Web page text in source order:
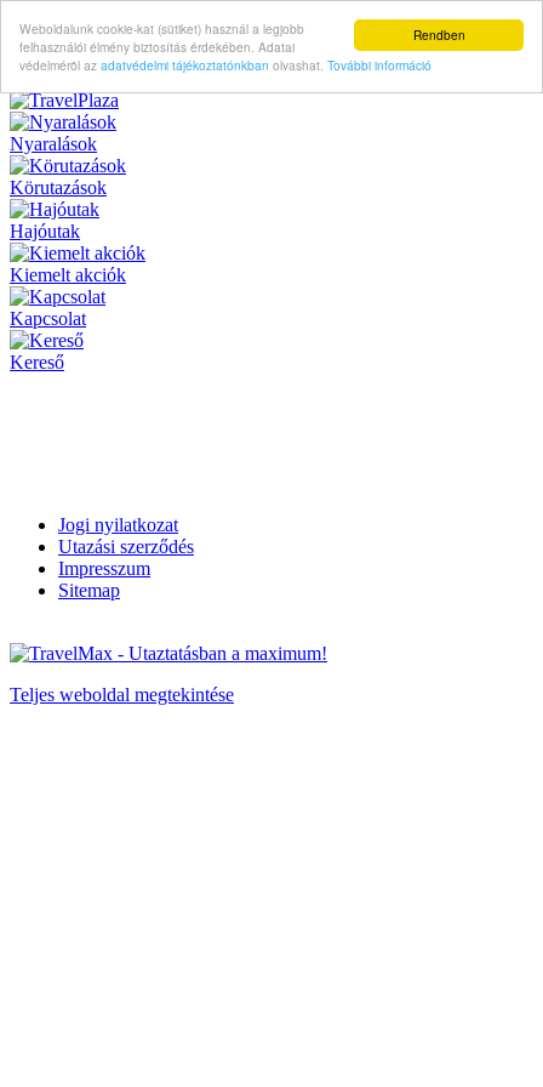
Rendben
Weboldalunk cookie-kat (sütiket) használ a legjobb
felhasználói élmény biztosítás érdekében. Adatai
védelméröl az adatvédelmi tájékoztatónkban olvashat. További információ
Nyaralások
Körutazások
Hajóutak
Kiemelt akciók
Kapcsolat
Kereső
Jogi nyilatkozat
Utazási szerződés
Impresszum
Sitemap
Teljes weboldal megtekintése